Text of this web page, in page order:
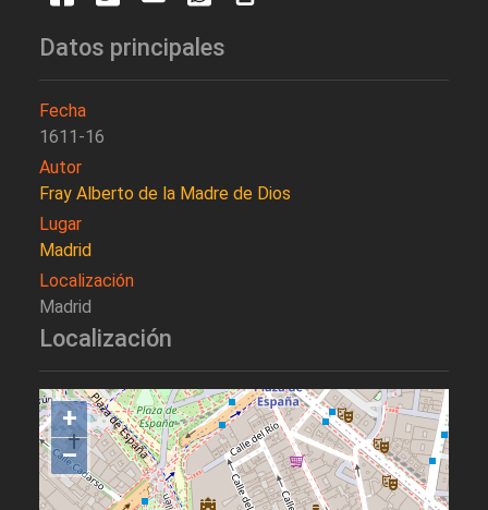
Datos principales
Fecha
1611-16
Autor
Fray Alberto de la Madre de Dios
Lugar
Madrid
Localización
Madrid
Localización
+
–